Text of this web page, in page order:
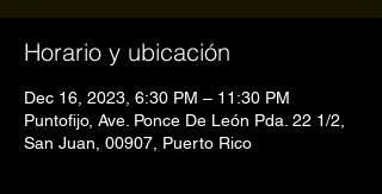
Horario y ubicación
Dec 16, 2023, 6:30 PM – 11:30 PM
Puntofijo, Ave. Ponce De León Pda. 22 1/2,
San Juan, 00907, Puerto Rico